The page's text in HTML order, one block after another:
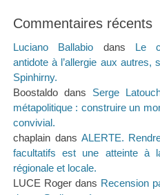
Commentaires récents
Luciano Ballabio dans
Le
antidote à l’allergie aux autres,
Spinhirny.
Boostaldo dans Serge
métapolitique : construire un
convivial.
chaplain dans ALERTE.
facultatifs est une atteinte à
régionale et locale.
LUCE Roger dans Recension